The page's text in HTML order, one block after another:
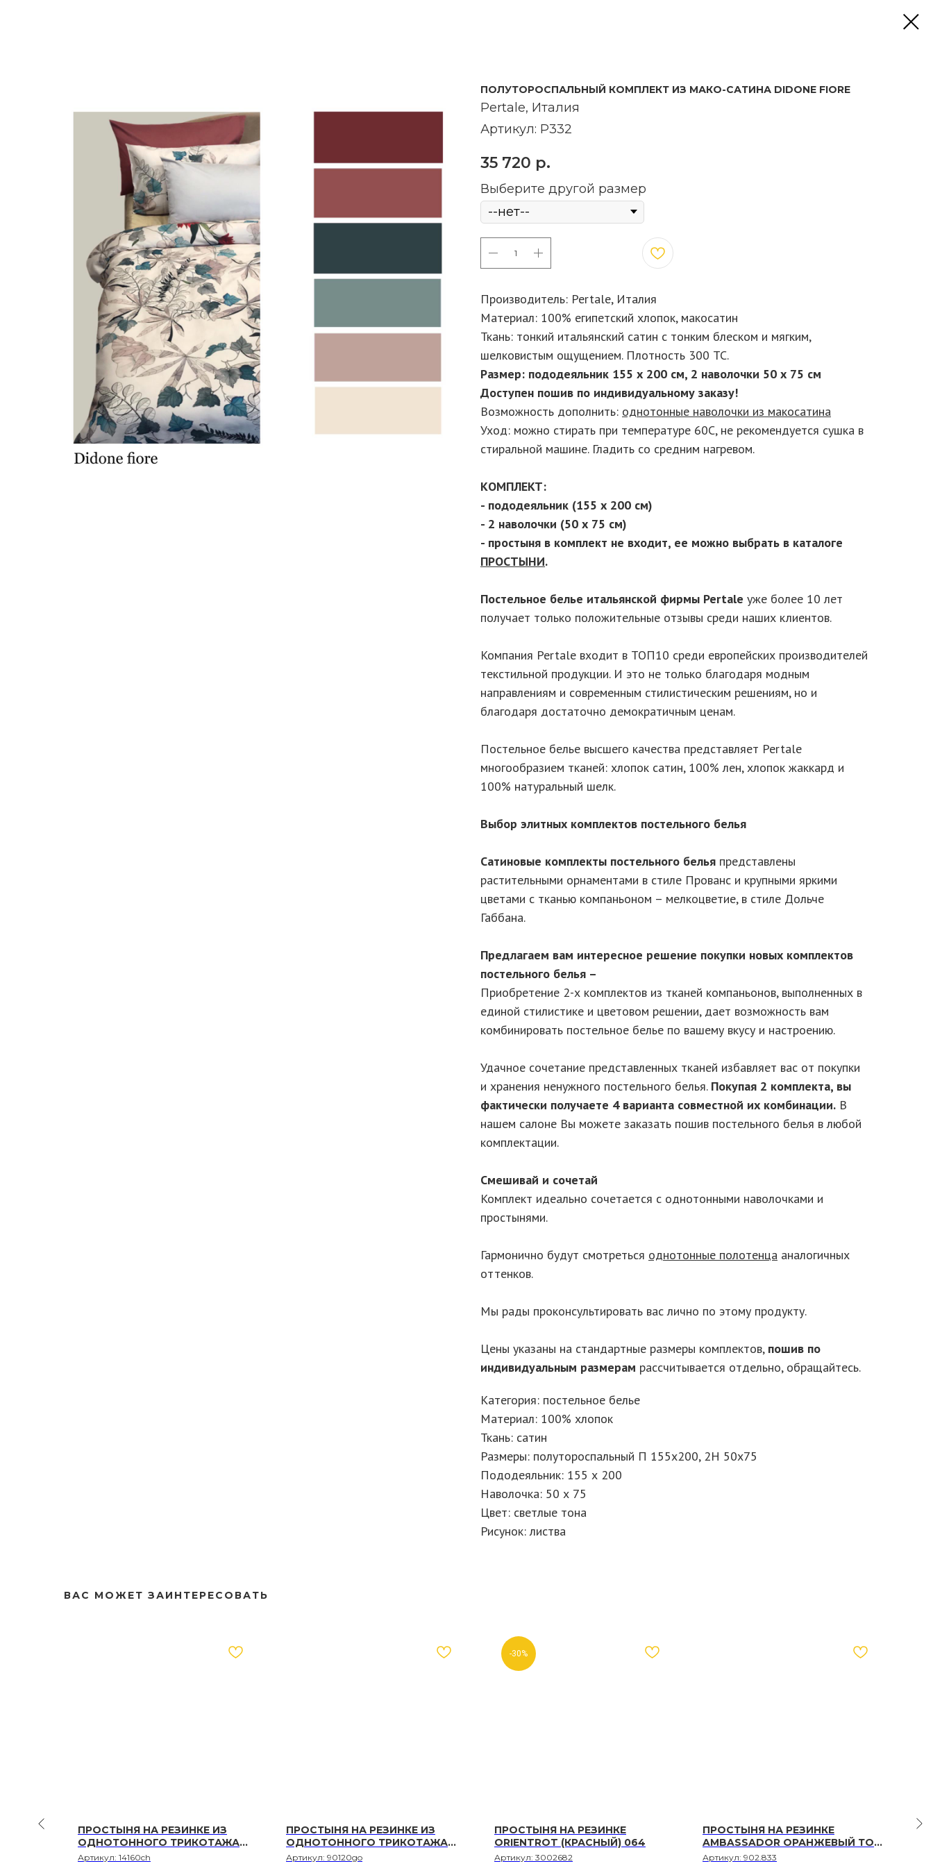
ПОЛУТОРОСПАЛЬНЫЙ КОМПЛЕКТ ИЗ МАКО-САТИНА DIDONE FIORE
Pertale​, Италия
Артикул: P332
35 720 р.
Выберите другой размер
Производитель: Pertale, Италия
Материал: 100% египетский хлопок, макосатин
Ткань: тонкий итальянский сатин с тонким блеском и мягким,
шелковистым ощущением. Плотность 300 ТС.
Размер: пододеяльник 155 х 200 см, 2 наволочки 50 х 75 см
Доступен пошив по индивидуальному заказу!
Возможность дополнить: однотонные наволочки из макосатина
Уход: можно стирать при температуре 60С, не рекомендуется сушка в
стиральной машине. Гладить со средним нагревом.
КОМПЛЕКТ:
- пододеяльник (155 х 200 см)
- 2 наволочки (50 х 75 см)
- простыня в комплект не входит, ее можно выбрать в каталоге
ПРОСТЫНИ.
Постельное белье итальянской фирмы Pertale уже более 10 лет
получает только положительные отзывы среди наших клиентов.
Компания Pertale входит в ТОП10 среди европейских производителей
текстильной продукции. И это не только благодаря модным
направлениям и современным стилистическим решениям, но и
благодаря достаточно демократичным ценам.
Постельное белье высшего качества представляет Pertale
многообразием тканей: хлопок сатин, 100% лен, хлопок жаккард и
100% натуральный шелк.
Выбор элитных комплектов постельного белья
Сатиновые комплекты постельного белья представлены
растительными орнаментами в стиле Прованс и крупными яркими
цветами с тканью компаньоном – мелкоцветие, в стиле Дольче
Габбана.
Предлагаем вам интересное решение покупки новых комплектов
постельного белья –
Приобретение 2-х комплектов из тканей компаньонов, выполненных в
единой стилистике и цветовом решении, дает возможность вам
комбинировать постельное белье по вашему вкусу и настроению.
Удачное сочетание представленных тканей избавляет вас от покупки
и хранения ненужного постельного белья. Покупая 2 комплекта, вы
фактически получаете 4 варианта совместной их комбинации. В
нашем салоне Вы можете заказать пошив постельного белья в любой
комплектации.
Смешивай и сочетай
Комплект идеально сочетается с однотонными наволочками и
простынями.
Гармонично будут смотреться однотонные полотенца аналогичных
оттенков.
Мы рады проконсультировать вас лично по этому продукту.
Цены указаны на стандартные размеры комплектов, пошив по
индивидуальным размерам рассчитывается отдельно, обращайтесь.
Категория: постельное белье
Материал: 100% хлопок
Ткань: сатин
Размеры: полутороспальный П 155х200, 2Н 50х75
Пододеяльник: 155 х 200
Наволочка: 50 х 75
Цвет: светлые тона
Рисунок: листва
ВАС МОЖЕТ ЗАИНТЕРЕСОВАТЬ
ПРОСТЫНЯ НА РЕЗИНКЕ ИЗ
ОДНОТОННОГО ТРИКОТАЖА
ДЖЕРСИ ШАМПАНЬ, РАЗМЕР
Артикул: 14160ch
ПРОСТЫНЯ НА РЕЗИНКЕ ИЗ
ОДНОТОННОГО ТРИКОТАЖА
ДЖЕРСИ ЗОЛОТО, РАЗМЕР
Артикул: 90120go
-30%
ПРОСТЫНЯ НА РЕЗИНКЕ
ORIENTROT (КРАСНЫЙ) 064
Артикул: 3002682
ПРОСТЫНЯ НА РЕЗИНКЕ
AMBASSADOR ОРАНЖЕВЫЙ ТОН
833
Артикул: 902.833